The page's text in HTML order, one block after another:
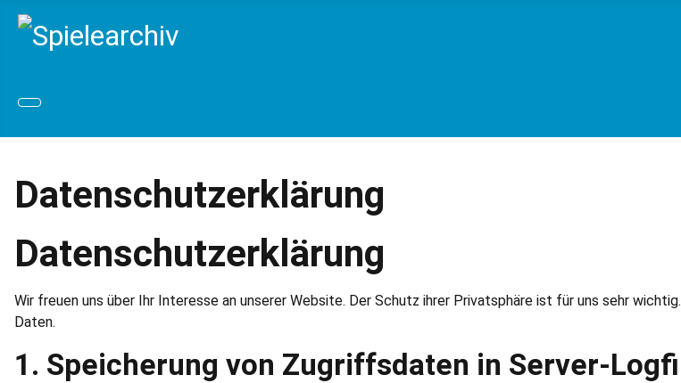
Datenschutzerklärung
Datenschutzerklärung
Wir freuen uns über Ihr Interesse an unserer Website. Der Schutz ihrer Privatsphäre ist für uns sehr
Daten.
1. Speicherung von Zugriffsdaten in Server-